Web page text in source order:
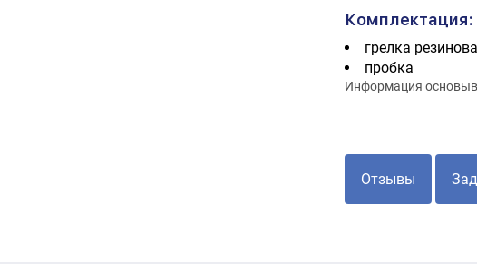
Комплектация:
грелка
пробка
Информация
Отзывы